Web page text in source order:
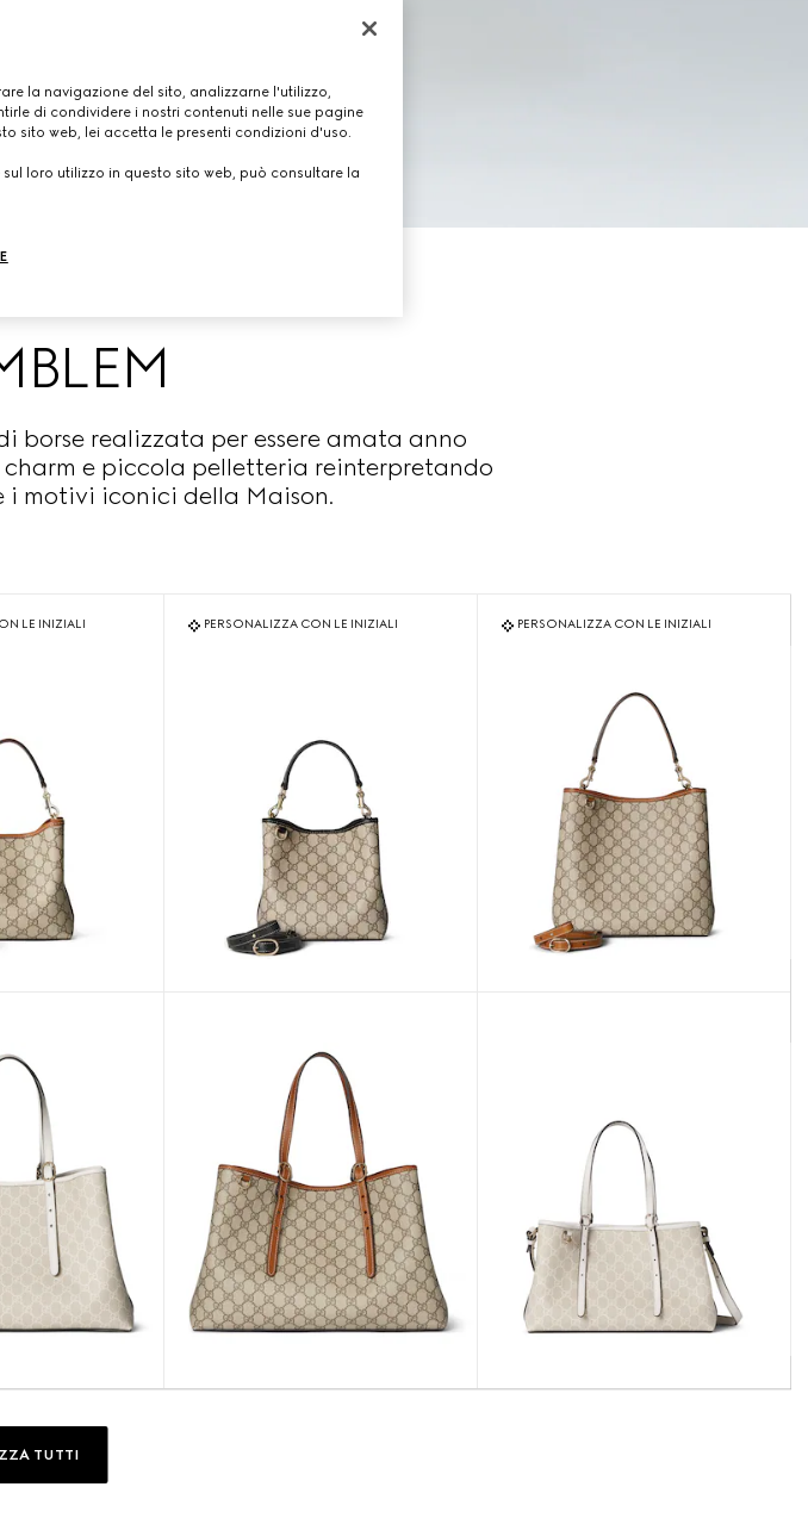
borse realizzata per essere amata anno
e piccola pelletteria reinterpretando
motivi iconici della Maison.
LE INIZIALI PERSONALIZZA CON LE INIZIALI PERSONALIZZA CON LE INIZIALI
TUTTI
la navigazione del sito, analizzarne l'utilizzo,
di condividere i nostri contenuti nelle sue pagine
sito web, lei accetta le presenti condizioni d'uso.
loro utilizzo in questo sito web, può consultare la